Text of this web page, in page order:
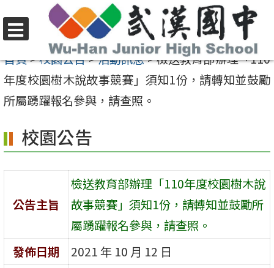
至
要
內
區
選
單
首頁>校園公告>活動訊息>檢送教育部辦理「110
年度校園樹木說故事競賽」須知1份，請轉知並鼓勵
所屬踴躍報名參與，請查照。
校園公告
公告主旨
檢送教育部辦理「110年度校園樹木說
故事競賽」須知1份，請轉知並鼓勵所
屬踴躍報名參與，請查照。
發佈日期
2021 年 10 月 12 日